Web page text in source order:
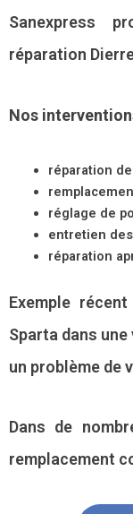
Sanexpress
réparation
Nos
réparation
réglage de
entretien
réparation
Exemple
Sparta dans
un problème de
Dans de
remplacement